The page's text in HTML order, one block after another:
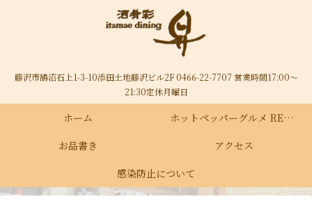
藤沢市鵠沼石上1-3-10添田土地藤沢ビル2F 0466-22-7707 営業時間17:00～
21:30定休月曜日
ホーム
ホットペッパーグルメ RECRUIT
お品書き
アクセス
感染防止について